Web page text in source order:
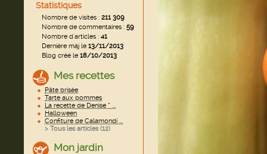
Statistiques
Nombre de visites : 211 309
Nombre de commentaires : 59
Nombre d'articles : 41
Dernière màj le13/11/2013
Blog créé le18/10/2013
Mes recettes
Pâte brisée
Tarte aux pommes
La recette de Denise * ...
Halloween
Confiture de Calamondi ...
> Tous les articles (12)
Mon jardin